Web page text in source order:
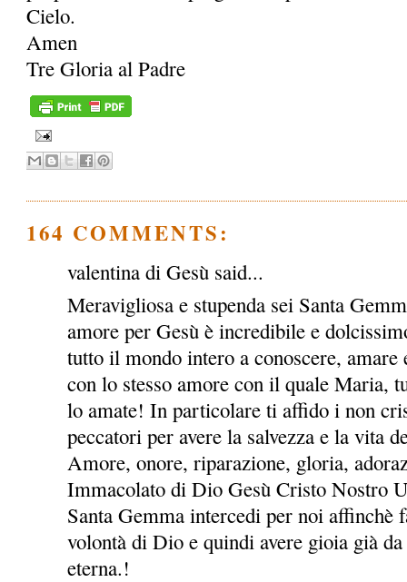
Cielo.
Amen
Tre Gloria al Padre
164 COMMENTS:
valentina di Gesù said...
Meravigliosa e stupenda sei Santa
amore per Gesù è incredibile e
tutto il mondo intero a conoscere,
con lo stesso amore con il quale Maria,
lo amate! In particolare ti affido i non
peccatori per avere la salvezza e la vita
Amore, onore, riparazione, gloria,
Immacolato di Dio Gesù Cristo Nostro
Santa Gemma intercedi per noi affinchè
volontà di Dio e quindi avere gioia già
eterna.!